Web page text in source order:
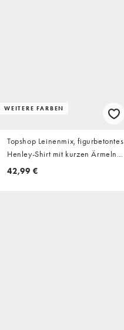
WEITERE FARBEN
Topshop Leinenmix, figurbetontes
Henley-Shirt mit kurzen Ärmeln
in Weiß
42,99 €